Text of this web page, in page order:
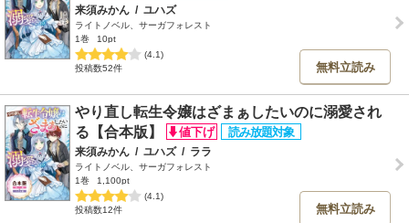
来須みかん / ユハズ
ライトノベル、サーガフォレスト
1巻
10pt
(4.1)
投稿数52件
無料立読み
やり直し転生令嬢はざまぁしたいのに溺愛され
る【合本版】
来須みかん / ユハズ / ララ
ライトノベル、サーガフォレスト
1巻
1,100pt
(4.1)
投稿数12件
無料立読み